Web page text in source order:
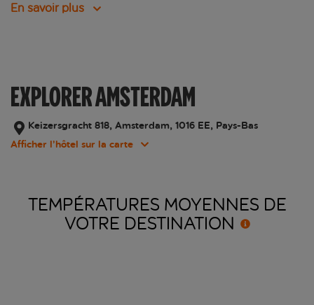
En savoir plus
EXPLORER AMSTERDAM
Keizersgracht 818, Amsterdam, 1016 EE, Pays-Bas
Afficher l’hôtel sur la carte
TEMPÉRATURES MOYENNES DE
VOTRE DESTINATION